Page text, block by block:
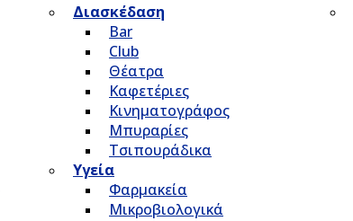
Διασκέδαση
Bar
Club
Θέατρα
Καφετέριες
Κινηματογράφος
Μπυραρίες
Τσιπουράδικα
Υγεία
Φαρμακεία
Μικροβιολογικά